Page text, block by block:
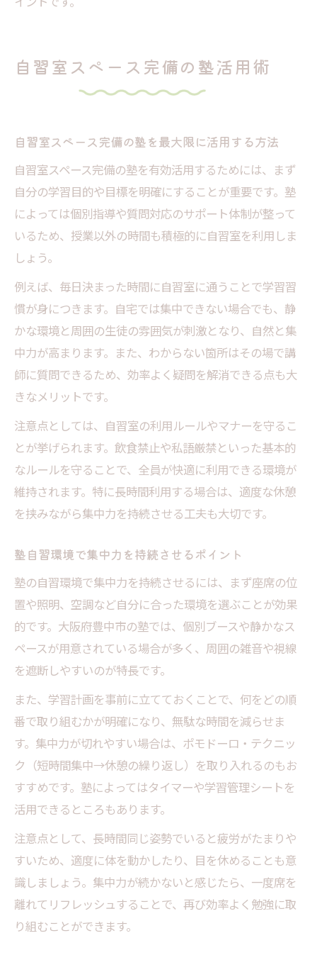
自習室スペース完備の塾活用術
自習室スペース完備の塾を最大限に活用する方法
自習室スペース完備の塾を有効活用するためには、まず
自分の学習目的や目標を明確にすることが重要です。塾
によっては個別指導や質問対応のサポート体制が整って
いるため、授業以外の時間も積極的に自習室を利用しま
しょう。
例えば、毎日決まった時間に自習室に通うことで学習習
慣が身につきます。自宅では集中できない場合でも、静
かな環境と周囲の生徒の雰囲気が刺激となり、自然と集
中力が高まります。また、わからない箇所はその場で講
師に質問できるため、効率よく疑問を解消できる点も大
きなメリットです。
注意点としては、自習室の利用ルールやマナーを守るこ
とが挙げられます。飲食禁止や私語厳禁といった基本的
なルールを守ることで、全員が快適に利用できる環境が
維持されます。特に長時間利用する場合は、適度な休憩
を挟みながら集中力を持続させる工夫も大切です。
塾自習環境で集中力を持続させるポイント
塾の自習環境で集中力を持続させるには、まず座席の位
置や照明、空調など自分に合った環境を選ぶことが効果
的です。大阪府豊中市の塾では、個別ブースや静かなス
ペースが用意されている場合が多く、周囲の雑音や視線
を遮断しやすいのが特長です。
また、学習計画を事前に立てておくことで、何をどの順
番で取り組むかが明確になり、無駄な時間を減らせま
す。集中力が切れやすい場合は、ポモドーロ・テクニッ
ク（短時間集中→休憩の繰り返し）を取り入れるのもお
すすめです。塾によってはタイマーや学習管理シートを
活用できるところもあります。
注意点として、長時間同じ姿勢でいると疲労がたまりや
すいため、適度に体を動かしたり、目を休めることも意
識しましょう。集中力が続かないと感じたら、一度席を
離れてリフレッシュすることで、再び効率よく勉強に取
り組むことができます。